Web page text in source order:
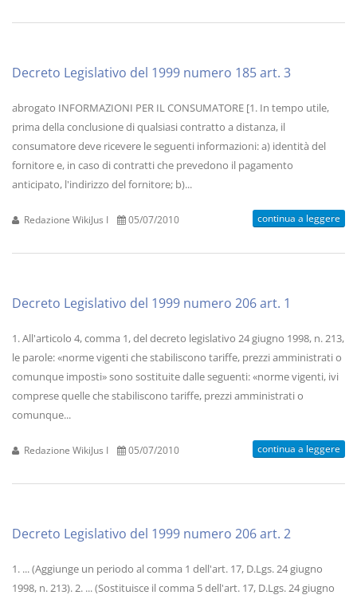
Decreto Legislativo del 1999 numero 185 art. 3
abrogato INFORMAZIONI PER IL CONSUMATORE [1. In tempo utile,
prima della conclusione di qualsiasi contratto a distanza, il
consumatore deve ricevere le seguenti informazioni: a) identità del
fornitore e, in caso di contratti che prevedono il pagamento
anticipato, l'indirizzo del fornitore; b)...
Redazione WikiJus I 05/07/2010 continua a leggere
Decreto Legislativo del 1999 numero 206 art. 1
1. All'articolo 4, comma 1, del decreto legislativo 24 giugno 1998, n. 213,
le parole: «norme vigenti che stabiliscono tariffe, prezzi amministrati o
comunque imposti» sono sostituite dalle seguenti: «norme vigenti, ivi
comprese quelle che stabiliscono tariffe, prezzi amministrati o
comunque...
Redazione WikiJus I 05/07/2010 continua a leggere
Decreto Legislativo del 1999 numero 206 art. 2
1. ... (Aggiunge un periodo al comma 1 dell'art. 17, D.Lgs. 24 giugno
1998, n. 213). 2. ... (Sostituisce il comma 5 dell'art. 17, D.Lgs. 24 giugno